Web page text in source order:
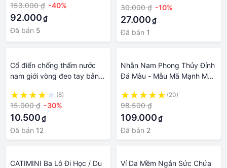
153.000 ₫ -40%
92.000₫
Đã bán 5
30.000 ₫ -10%
27.000₫
Đã bán 1
Cổ điển chống thấm nước
nam giới vòng đeo tay bằng
cuba màu bạc vòng tay cho
nữ trang sức quà tặng mùa
hè 6mm / 7mm / 8mm
(8)
15.000 ₫ -30%
10.500₫
Đã bán 12
Nhẫn Nam Phong Thủy Đính
Đá Màu - Mẫu Mã Mạnh Mẹ -
(20)
98.500 ₫
109.000₫
Đã bán 2
CATIMINI Ba Lô Đi Học / Du
Ví Da Mềm Ngắn Sức Chứa